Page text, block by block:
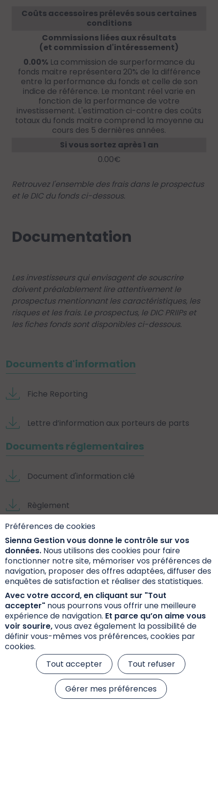
Préférences de cookies
Sienna Gestion vous donne le contrôle sur vos
données. Nous utilisons des cookies pour faire
fonctionner notre site, mémoriser vos préférences de
navigation, proposer des offres adaptées, diffuser des
enquêtes de satisfaction et réaliser des statistiques.
Avec votre accord, en cliquant sur "Tout
accepter" nous pourrons vous offrir une meilleure
expérience de navigation. Et parce qu’on aime vous
voir sourire,vous avez également la possibilité de
définir vous-mêmes vos préférences, cookies par
cookies.
Tout accepter
Tout refuser
Gérer mes préférences
Coûts accessoires prélevés sous certaines
conditions
Commissions liées aux résultats
(et commission d'intéressement)
0.00% La commission de surperformance du
fonds maitre représentera 20% de la différence
entre la performance du fonds et celle de son
indice de référence. Le montant réel varie en
fonction de la performance de votre
investissement. L'estimation ci-contre des coûts
totaux du fonds maitre comprend la moyenne au
cours des 5 dernières années.
Si vous sortez après 1 an
0.00€
Retrouvez l'ensemble des frais dans le prospectus
et le DIC du fonds ci-dessous.
Documentation
Les investisseurs qui envisagent de souscrire
doivent préalablement lire attentivement le
prospectus mentionnant les caractéristiques, les
risques et les frais. Le prospectus, le DIC PRIIPs et
les fiches fonds sont disponibles ci-dessous.
Documents d'information
Fiche Reporting
Lettre d’information aux porteurs de parts
Documents réglementaires
Document d'information clé
Règlement
Rapport annuel
Documents extra-financiers
Fiche Internet SFDR
Annexe Précontractuelle SFDR